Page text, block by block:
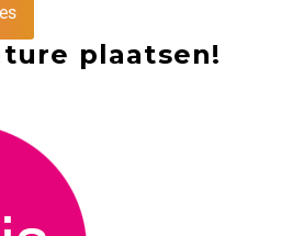
plaatsen!